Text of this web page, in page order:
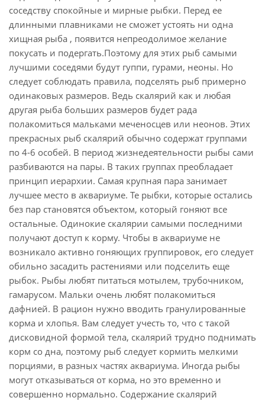
соседству спокойные и мирные рыбки. Перед ее
длинными плавниками не сможет устоять ни одна
хищная рыба , появится непреодолимое желание
покусать и подергать.Поэтому для этих рыб самыми
лучшими соседями будут гуппи, гурами, неоны. Но
следует соблюдать правила, подселять рыб примерно
одинаковых размеров. Ведь скалярий как и любая
другая рыба больших размеров будет рада
полакомиться мальками меченосцев или неонов. Этих
прекрасных рыб скалярий обычно содержат группами
по 4-6 особей. В период жизнедеятельности рыбы сами
разбиваются на пары. В таких группах преобладает
принцип иерархии. Самая крупная пара занимает
лучшее место в аквариуме. Те рыбки, которые остались
без пар становятся объектом, который гоняют все
остальные. Одинокие скалярии самыми последними
получают доступ к корму. Чтобы в аквариуме не
возникало активно гоняющих группировок, его следует
обильно засадить растениями или подселить еще
рыбок. Рыбы любят питаться мотылем, трубочником,
гамарусом. Мальки очень любят полакомиться
дафнией. В рацион нужно вводить гранулированные
корма и хлопья. Вам следует учесть то, что с такой
дисковидной формой тела, скалярий трудно поднимать
корм со дна, поэтому рыб следует кормить мелкими
порциями, в разных частях аквариума. Иногда рыбы
могут отказываться от корма, но это временно и
совершенно нормально. Содержание скалярий